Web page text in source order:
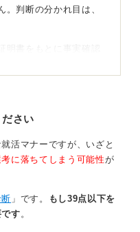
。判断の分かれ目は、
明書をもとに事実確認
にあります。
でリスクを回避しよ
イトに近く記載対象外
性が低いと判断される
に発展する可能性があ
さい
活マナーですが、いざと
に落ちてしまう可能性が
」です。
もし39点以下を
す。